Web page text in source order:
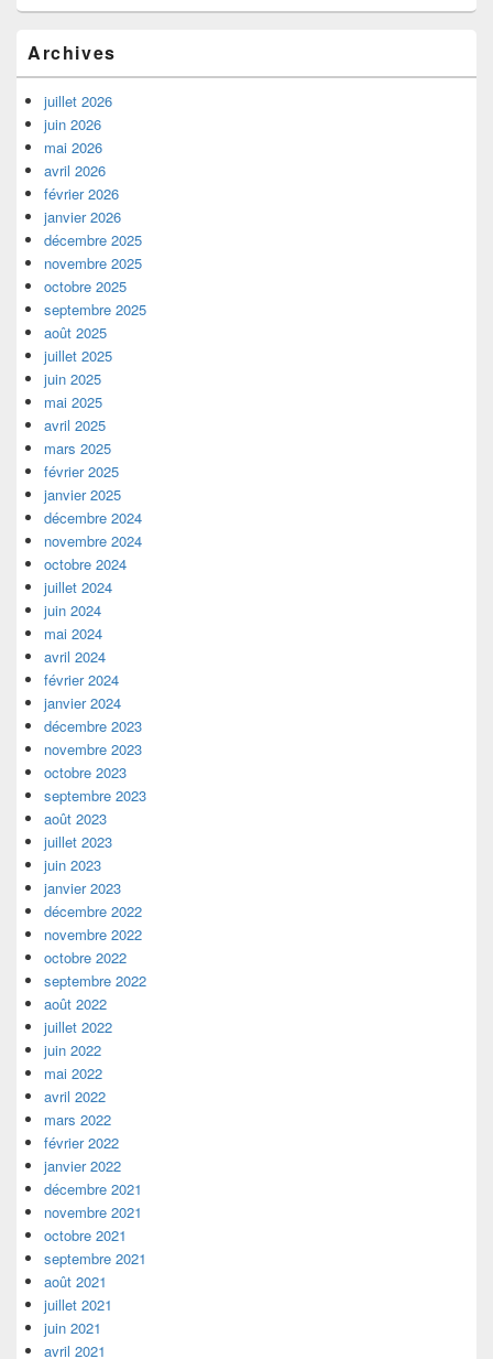
Archives
juillet 2026
juin 2026
mai 2026
avril 2026
février 2026
janvier 2026
décembre 2025
novembre 2025
octobre 2025
septembre 2025
août 2025
juillet 2025
juin 2025
mai 2025
avril 2025
mars 2025
février 2025
janvier 2025
décembre 2024
novembre 2024
octobre 2024
juillet 2024
juin 2024
mai 2024
avril 2024
février 2024
janvier 2024
décembre 2023
novembre 2023
octobre 2023
septembre 2023
août 2023
juillet 2023
juin 2023
janvier 2023
décembre 2022
novembre 2022
octobre 2022
septembre 2022
août 2022
juillet 2022
juin 2022
mai 2022
avril 2022
mars 2022
février 2022
janvier 2022
décembre 2021
novembre 2021
octobre 2021
septembre 2021
août 2021
juillet 2021
juin 2021
avril 2021